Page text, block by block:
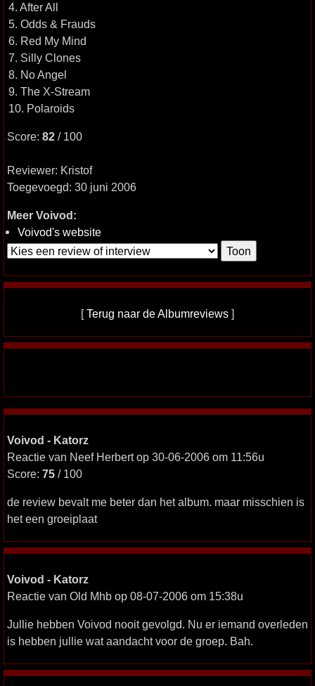
4. After All
5. Odds & Frauds
6. Red My Mind
7. Silly Clones
8. No Angel
9. The X-Stream
10. Polaroids
Score: 82 / 100
Reviewer: Kristof
Toegevoegd: 30 juni 2006
Meer Voivod:
Voivod's website
[Terug naar de Albumreviews ]
Voivod - Katorz
Reactie van Neef Herbert op 30-06-2006 om 11:56u
Score: 75 / 100
de review bevalt me beter dan het album. maar misschien is
het een groeiplaat
Voivod - Katorz
Reactie van Old Mhb op 08-07-2006 om 15:38u
Jullie hebben Voivod nooit gevolgd. Nu er iemand overleden
is hebben jullie wat aandacht voor de groep. Bah.